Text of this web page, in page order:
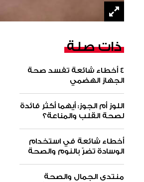
ذات صلة
٤ أخطاء شائعة تفسد صحة
الجهاز الهضمي
اللوز أم الجوز: أيهما أكثر فائدة
لصحة القلب والمناعة؟
أخطاء شائعة في استخدام
الوسادة تضرّ بالنوم والصحة
منتدى الجمال والصحة